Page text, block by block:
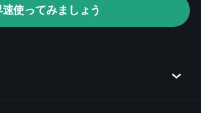
る日々の市場インサイト
速使ってみましょう